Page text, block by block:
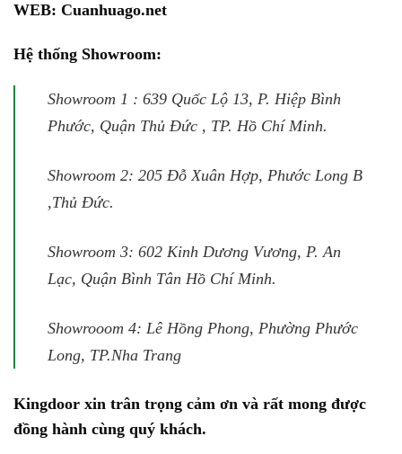
WEB: Cuanhuago.net
Hệ thống Showroom:
Showroom 1 : 639 Quốc Lộ 13, P. Hiệp Bình
Phước, Quận Thủ Đức , TP. Hồ Chí Minh.
Showroom 2: 205 Đỗ Xuân Hợp, Phước Long B
,Thủ Đức.
Showroom 3: 602 Kinh Dương Vương, P. An
Lạc, Quận Bình Tân Hồ Chí Minh.
Showrooom 4: Lê Hồng Phong, Phường Phước
Long, TP.Nha Trang
Kingdoor xin trân trọng cảm ơn và rất mong được
đồng hành cùng quý khách.